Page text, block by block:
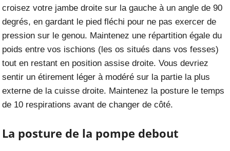
croisez votre jambe droite sur la gauche à un angle de 90
degrés, en gardant le pied fléchi pour ne pas exercer de
pression sur le genou. Maintenez une répartition égale du
poids entre vos ischions (les os situés dans vos fesses)
tout en restant en position assise droite. Vous devriez
sentir un étirement léger à modéré sur la partie la plus
externe de la cuisse droite. Maintenez la posture le temps
de 10 respirations avant de changer de côté.
La posture de la pompe debout